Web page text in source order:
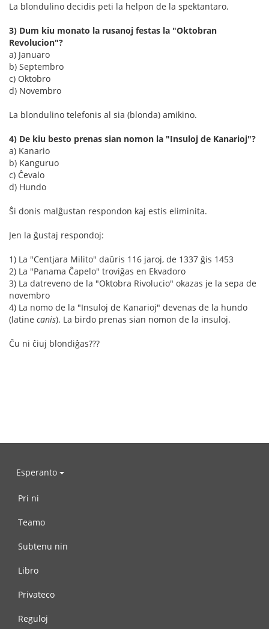
La blondulino decidis peti la helpon de la spektantaro.
3) Dum kiu monato la rusanoj festas la "Oktobran
Revolucion"?
a) Januaro
b) Septembro
c) Oktobro
d) Novembro
La blondulino telefonis al sia (blonda) amikino.
4) De kiu besto prenas sian nomon la "Insuloj de Kanarioj"?
a) Kanario
b) Kanguruo
c) Ĉevalo
d) Hundo
Ŝi donis malĝustan respondon kaj estis eliminita.
Jen la ĝustaj respondoj:
1) La "Centjara Milito" daŭris 116 jaroj, de 1337 ĝis 1453
2) La "Panama Ĉapelo" troviĝas en Ekvadoro
3) La datreveno de la "Oktobra Rivolucio" okazas je la sepa de
novembro
4) La nomo de la "Insuloj de Kanarioj" devenas de la hundo
(latine canis). La birdo prenas sian nomon de la insuloj.
Ĉu ni ĉiuj blondiĝas???
Esperanto
Pri ni
Teamo
Subtenu nin
Libro
Privateco
Reguloj